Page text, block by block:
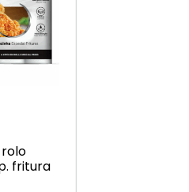
fritura